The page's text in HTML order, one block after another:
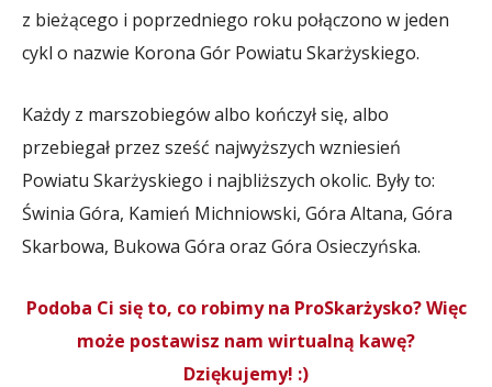
z bieżącego i poprzedniego roku połączono w jeden
cykl o nazwie Korona Gór Powiatu Skarżyskiego.
Każdy z marszobiegów albo kończył się, albo
przebiegał przez sześć najwyższych wzniesień
Powiatu Skarżyskiego i najbliższych okolic. Były to:
Świnia Góra, Kamień Michniowski, Góra Altana, Góra
Skarbowa, Bukowa Góra oraz Góra Osieczyńska.
Podoba Ci się to, co robimy na ProSkarżysko? Więc
może postawisz nam wirtualną kawę?
Dziękujemy! :)